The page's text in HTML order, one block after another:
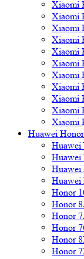
Xiaomi
Xiaomi
Xiaomi
Xiaomi
Xiaomi
Xiaomi
Xiaomi
Xiaomi
Xiaomi
Xiaomi
Xiaomi
Huawei Honor
Huawei
Huawei
Huawei
Huawei
Honor
Honor
Honor
Honor
Honor
Honor